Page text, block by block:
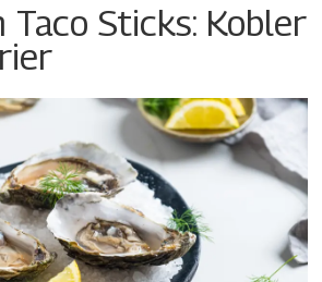
Taco Sticks: Kobler